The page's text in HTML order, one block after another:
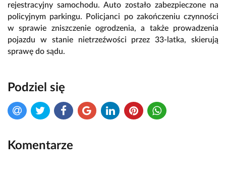
rejestracyjny samochodu. Auto zostało zabezpieczone na
policyjnym parkingu. Policjanci po zakończeniu czynności
w sprawie zniszczenie ogrodzenia, a także prowadzenia
pojazdu w stanie nietrzeźwości przez 33-latka, skierują
sprawę do sądu.
Podziel się
Komentarze